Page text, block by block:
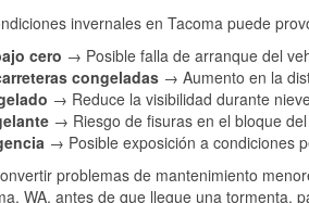
invernales en Tacoma puede
cero → Posible falla de arranque del
congeladas → Aumento en la
→ Reduce la visibilidad durante
→ Riesgo de fisuras en el bloque
→ Posible exposición a condiciones
problemas de mantenimiento
WA, antes de que llegue una